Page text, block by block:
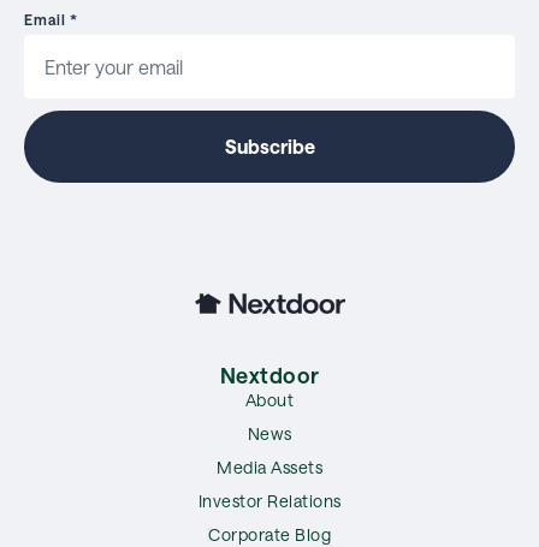
Email *
Nextdoor
About
News
Media Assets
Investor Relations
Corporate Blog